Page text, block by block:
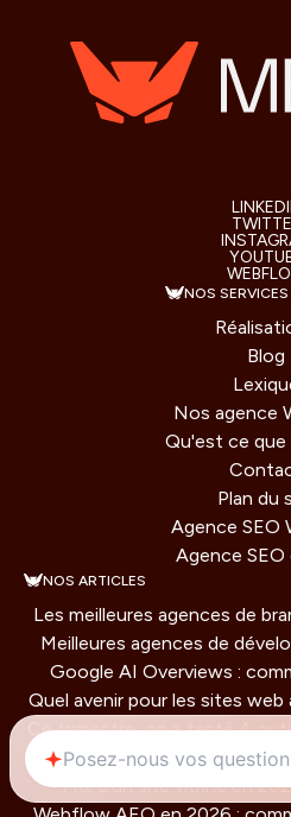
NOS SERVICES
Blog
Nos agence
Qu'est ce que
Plan du
Agence SEO
Agence
NOS ARTICLES
Les meilleures agences de
Meilleures agences de
Google AI Overviews :
(guide
Quel avenir pour les sites web
Ce trimestre, on a testé 4
: verdict
Comment rendre un site
Prix d'un site vitrine en